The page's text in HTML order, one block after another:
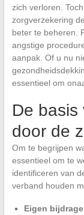
zich verloren.
zorgverzekering
beter te beheren.
angstige
aanpak. Of u nu
essentieel om
De basis
door de
Om te begrijpen
essentieel om te
identificeren van
verband houden
Eigen bijdrage